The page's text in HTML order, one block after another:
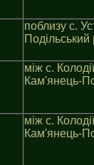
поблизу с.
Подільський
мiж с.
Кам'янець-
мiж с.
Кам'янець-